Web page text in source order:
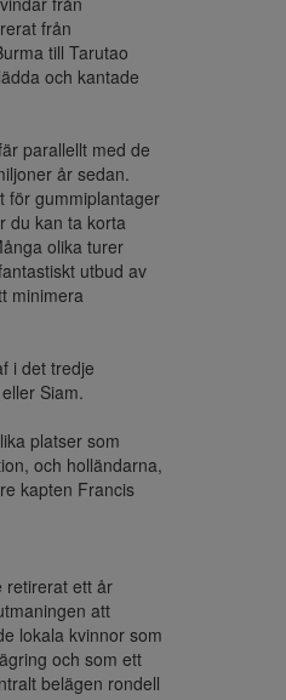
från
till Tarutao
och kantade
parallellt med de
år sedan.
för gummiplantager
du kan ta korta
olika turer
utbud av
minimera
i det tredje
Siam.
platser som
och holländarna,
kapten Francis
retirerat ett år
att
lokala kvinnor som
och som ett
belägen rondell